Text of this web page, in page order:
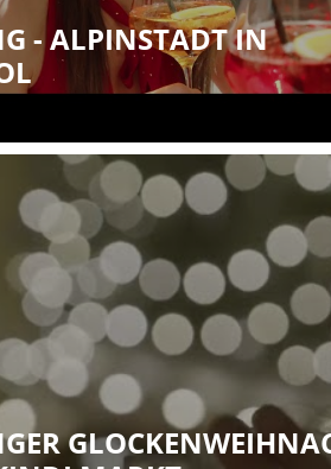
- ALPINSTADT IN